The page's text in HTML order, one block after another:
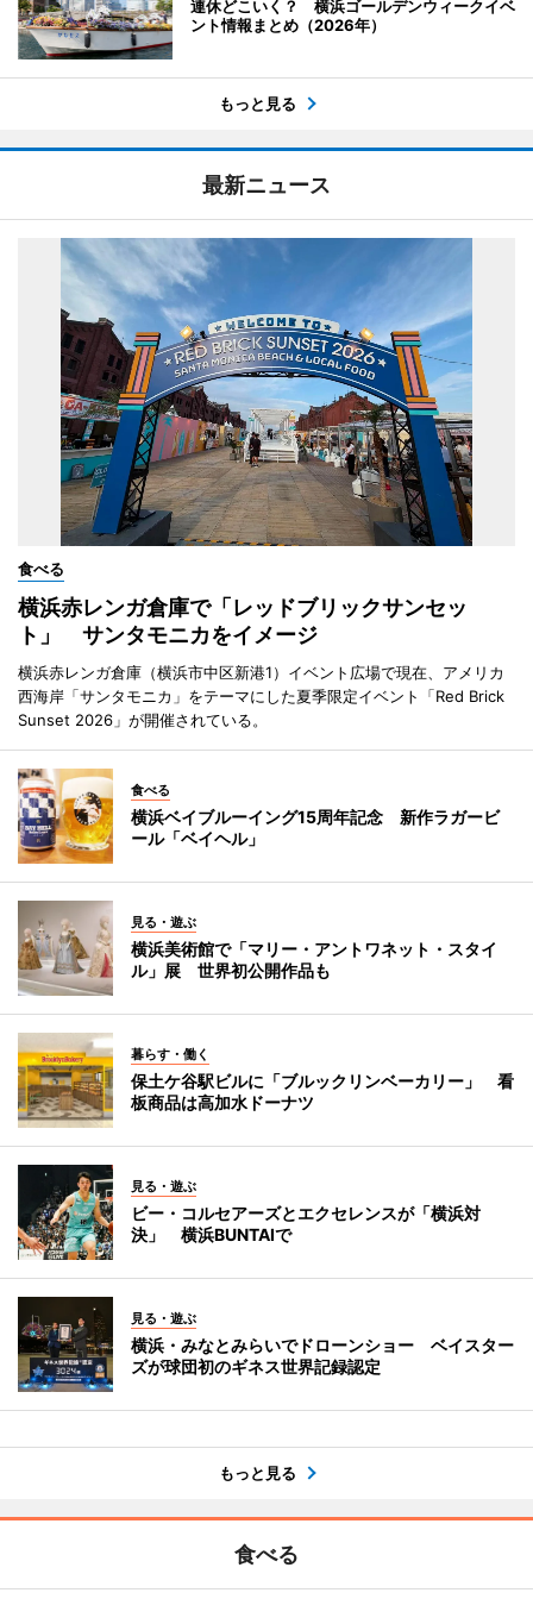
連休どこいく？ 横浜ゴールデンウィークイベ
ント情報まとめ（2026年）
もっと見る
最新ニュース
食べる
横浜赤レンガ倉庫で「レッドブリックサンセッ
ト」 サンタモニカをイメージ
横浜赤レンガ倉庫（横浜市中区新港1）イベント広場で現在、アメリカ
西海岸「サンタモニカ」をテーマにした夏季限定イベント「Red Brick
Sunset 2026」が開催されている。
食べる
横浜ベイブルーイング15周年記念 新作ラガービ
ール「ベイヘル」
見る・遊ぶ
横浜美術館で「マリー・アントワネット・スタイ
ル」展 世界初公開作品も
暮らす・働く
保土ケ谷駅ビルに「ブルックリンベーカリー」 看
板商品は高加水ドーナツ
見る・遊ぶ
ビー・コルセアーズとエクセレンスが「横浜対
決」 横浜BUNTAIで
見る・遊ぶ
横浜・みなとみらいでドローンショー ベイスター
ズが球団初のギネス世界記録認定
もっと見る
食べる